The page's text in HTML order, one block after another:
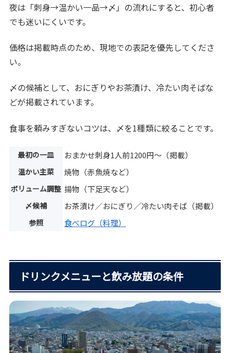
夜は「刺身→温かい一品→〆」の流れにすると、初心者
でも迷いにくいです。
価格は掲載時点のため、現地での表記を優先してくださ
い。
〆の候補として、おにぎりやお茶漬け、冷たい肉そばな
どが掲載されています。
食事を頼みすぎないコツは、〆を1種類に絞ることです。
最初の一皿 おまかせ刺身1人前1200円〜（掲載）
温かい主菜 焼物（赤魚焼など）
ボリューム調整 揚物（下足天など）
〆候補 お茶漬け／おにぎり／冷たい肉そば（掲載）
参照 食べログ（料理）
ドリンクメニューと飲み放題の条件